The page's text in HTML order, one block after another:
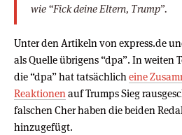
wie “Fick deine Eltern, Trump”.
Unter den Artikeln von express.de
als Quelle übrigens “dpa”. In weiten
die “dpa” hat tatsächlicheine
Reaktionenauf Trumps Sieg
falschen Cher haben die beiden
hinzugefügt.